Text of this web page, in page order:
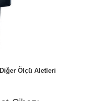
Diğer Ölçü Aletleri